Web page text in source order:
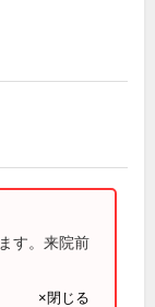
す。来院前
×閉じる